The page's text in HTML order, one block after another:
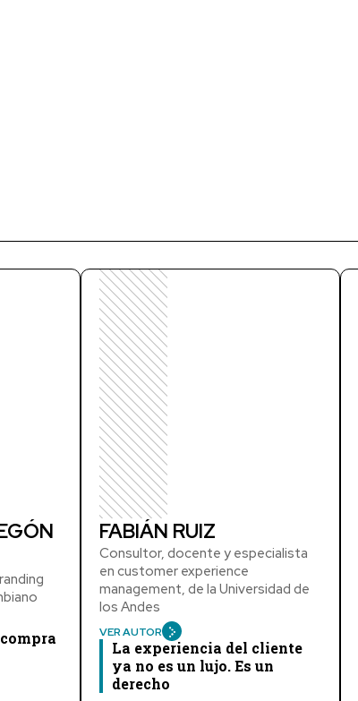
FABIÁN RUIZ
Consultor, docente y especialista
en customer experience
management, de la Universidad de
los Andes
VER AUTOR
La experiencia del cliente
ya no es un lujo. Es un
derecho